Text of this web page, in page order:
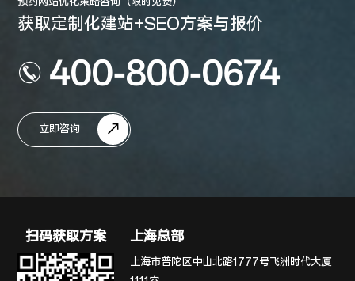
获取定制化建站+SEO方案与报价
400-800-0674
立即咨询
扫码获取方案 上海总部
上海市普陀区中山北路1777号飞洲时代大厦